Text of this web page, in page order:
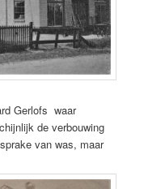
Gerlofs waar
de verbouwing
van was, maar